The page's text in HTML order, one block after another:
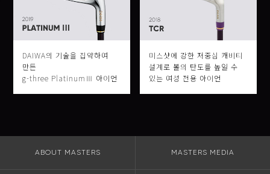
DAIWA의 기술을 집약하여
만든
g-three PlatinumⅢ 아이언
미스샷에 강한 저중심 캐비티
설계로 볼의 탄도를 높일 수
있는 여성 전용 아이언
ABOUT MASTERS MASTERS MEDIA